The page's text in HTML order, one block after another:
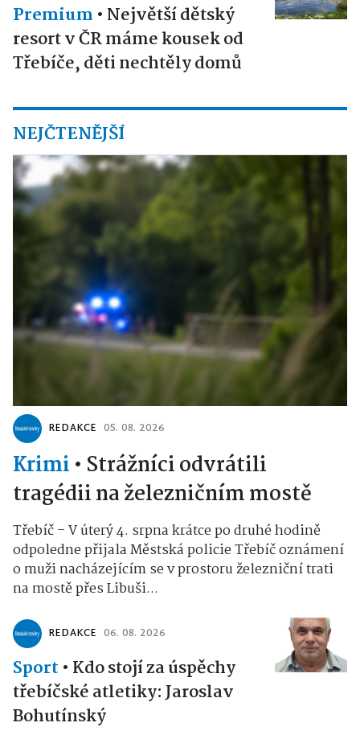
Premium • Největší dětský
resort v ČR máme kousek od
Třebíče, děti nechtěly domů
NEJČTENĚJŠÍ
REDAKCE 05. 08. 2026
Krimi • Strážníci odvrátili
tragédii na železničním mostě
Třebíč – V úterý 4. srpna krátce po druhé hodině
odpoledne přijala Městská policie Třebíč oznámení
o muži nacházejícím se v prostoru železniční trati
na mostě přes Libuši...
REDAKCE 06. 08. 2026
Sport • Kdo stojí za úspěchy
třebíčské atletiky: Jaroslav
Bohutínský